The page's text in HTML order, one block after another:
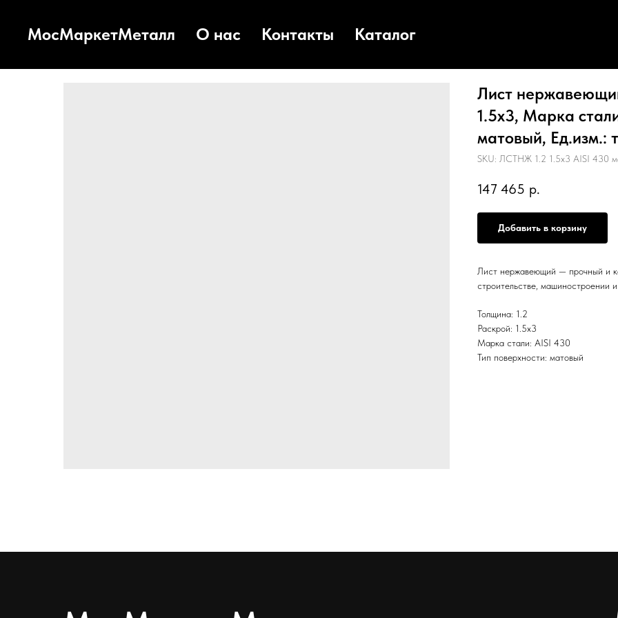
МосМаркетМеталл О нас Контакты Каталог
Лист
1.5х3, Марка
матовый, Ед.изм.: т
SKU: ЛСТНЖ 1.2 1.5х3 AISI 430
147 465 р.
Добавить в корзину
Лист нержавеющий — прочный и
строительстве, машиностроении
Толщина: 1.2
Раскрой: 1.5х3
Марка стали: AISI 430
Тип поверхности: матовый